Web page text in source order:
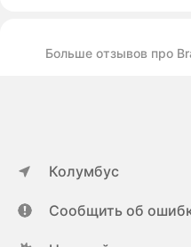
Больше отзывов про
Колумбус
Сообщить об